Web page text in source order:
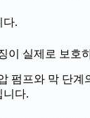
다.
이 실제로 보호
펌프와 막 단
니다.